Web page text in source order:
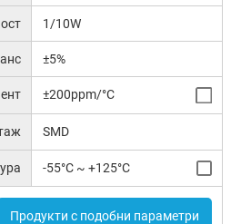
1/10W
±5%
±200ppm/°C
SMD
-55°C ~ +125°C
Продукти с подобни параметри